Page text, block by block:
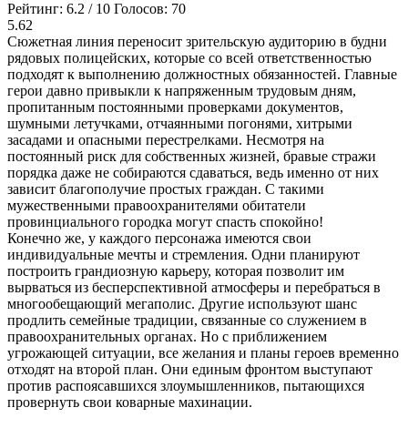
Рейтинг: 6.2 / 10 Голосов: 70
5.62
Сюжетная линия переносит зрительскую аудиторию в будни
рядовых полицейских, которые со всей ответственностью
подходят к выполнению должностных обязанностей. Главные
герои давно привыкли к напряженным трудовым дням,
пропитанным постоянными проверками документов,
шумными летучками, отчаянными погонями, хитрыми
засадами и опасными перестрелками. Несмотря на
постоянный риск для собственных жизней, бравые стражи
порядка даже не собираются сдаваться, ведь именно от них
зависит благополучие простых граждан. С такими
мужественными правоохранителями обитатели
провинциального городка могут спасть спокойно!
Конечно же, у каждого персонажа имеются свои
индивидуальные мечты и стремления. Одни планируют
построить грандиозную карьеру, которая позволит им
вырваться из бесперспективной атмосферы и перебраться в
многообещающий мегаполис. Другие используют шанс
продлить семейные традиции, связанные со служением в
правоохранительных органах. Но с приближением
угрожающей ситуации, все желания и планы героев временно
отходят на второй план. Они единым фронтом выступают
против распоясавшихся злоумышленников, пытающихся
провернуть свои коварные махинации.